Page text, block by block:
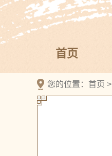
首页
您的位置： 首页 >